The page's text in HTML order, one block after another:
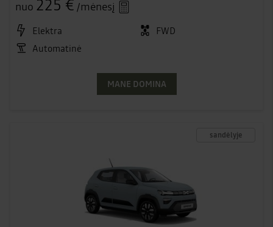
nuo 225 € /mėnesį
Elektra
FWD
Automatinė
MANE DOMINA
sandėlyje